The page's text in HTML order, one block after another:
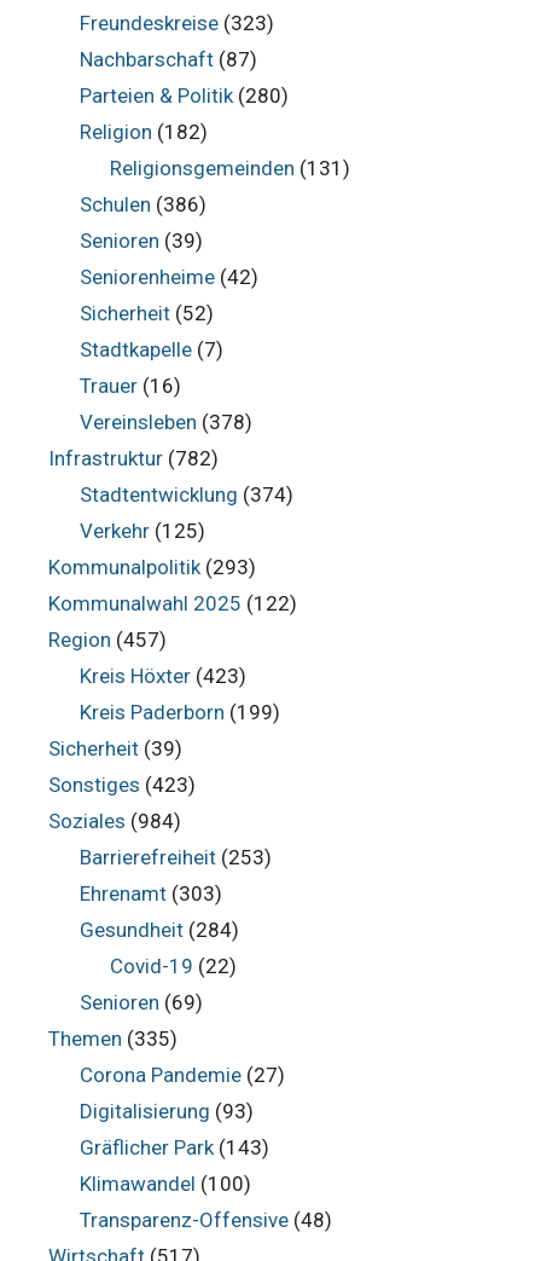
Freundeskreise(323)
Nachbarschaft(87)
Parteien & Politik(280)
Religion (182)
Religionsgemeinden (131)
Schulen (386)
Senioren (39)
Seniorenheime(42)
Sicherheit(52)
Stadtkapelle(7)
Trauer(16)
Vereinsleben (378)
Infrastruktur (782)
Stadtentwicklung (374)
Verkehr(125)
Kommunalpolitik (293)
Kommunalwahl 2025 (122)
Region (457)
Kreis Höxter(423)
Kreis Paderborn (199)
Sicherheit (39)
Sonstiges (423)
Soziales (984)
Barrierefreiheit(253)
Ehrenamt(303)
Gesundheit(284)
Covid-19 (22)
Senioren (69)
Themen (335)
Corona Pandemie(27)
Digitalisierung (93)
Gräflicher Park(143)
Klimawandel (100)
Transparenz-Offensive(48)
Wirtschaft (517)